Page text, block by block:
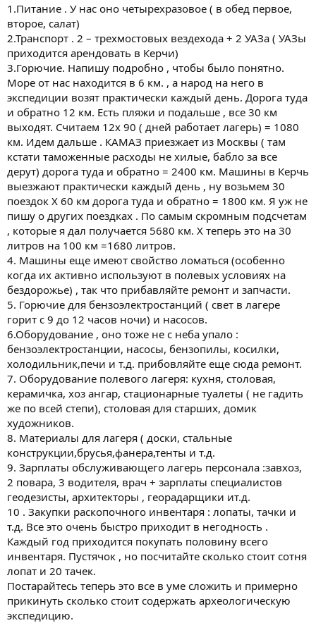
1.Питание . У нас оно четырехразовое ( в обед первое,
второе, салат)
2.Транспорт . 2 – трехмостовых вездехода + 2 УАЗа ( УАЗы
приходится арендовать в Керчи)
3.Горючие. Напишу подробно , чтобы было понятно.
Море от нас находится в 6 км. , а народ на него в
экспедиции возят практически каждый день. Дорога туда
и обратно 12 км. Есть пляжи и подальше , все 30 км
выходят. Считаем 12х 90 ( дней работает лагерь) = 1080
км. Идем дальше . КАМАЗ приезжает из Москвы ( там
кстати таможенные расходы не хилые, бабло за все
дерут) дорога туда и обратно = 2400 км. Машины в Керчь
выезжают практически каждый день , ну возьмем 30
поездок Х 60 км дорога туда и обратно = 1800 км. Я уж не
пишу о других поездках . По самым скромным подсчетам
, которые я дал получается 5680 км. Х теперь это на 30
литров на 100 км =1680 литров.
4. Машины еще имеют свойство ломаться (особенно
когда их активно используют в полевых условиях на
бездорожье) , так что прибавляйте ремонт и запчасти.
5. Горючие для бензоэлектростанций ( свет в лагере
горит с 9 до 12 часов ночи) и насосов.
6.Оборудование , оно тоже не с неба упало :
бензоэлектростанции, насосы, бензопилы, косилки,
холодильник,печи и т.д. прибовляйте еще сюда ремонт.
7. Оборудование полевого лагеря: кухня, столовая,
керамичка, хоз ангар, стационарные туалеты ( не гадить
же по всей степи), столовая для старших, домик
художников.
8. Материалы для лагеря ( доски, стальные
конструкции,брусья,фанера,тенты и т.д.
9. Зарплаты обслуживающего лагерь персонала :завхоз,
2 повара, 3 водителя, врач + зарплаты специалистов
геодезисты, архитекторы , георадарщики ит.д.
10 . Закупки раскопочного инвентаря : лопаты, тачки и
т.д. Все это очень быстро приходит в негодность .
Каждый год приходится покупать половину всего
инвентаря. Пустячок , но посчитайте сколько стоит сотня
лопат и 20 тачек.
Постарайтесь теперь это все в уме сложить и примерно
прикинуть сколько стоит содержать археологическую
экспедицию.